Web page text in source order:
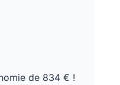
de 834 € !